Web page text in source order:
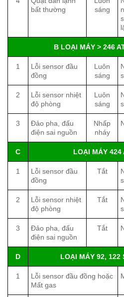
bất thường
sáng
B LOẠI MÁY > 246
1
Lỗi sensor đầu
đồng
Luôn
sáng
2
Lỗi sensor nhiệt
độ phòng
Luôn
sáng
3
Đảo pha, đấu
điện sai nguồn
Nhấp
nháy
C LOẠI MÁY 424
1
Lỗi sensor đầu
đồng
Tắt
2
Lỗi sensor nhiệt
độ phòng
Tắt
3
Đảo pha, đấu
điện sai nguồn
Tắt
D LOẠI MÁY 92, 122
1
Lỗi sensor đầu đồng hoặc
Mất gas